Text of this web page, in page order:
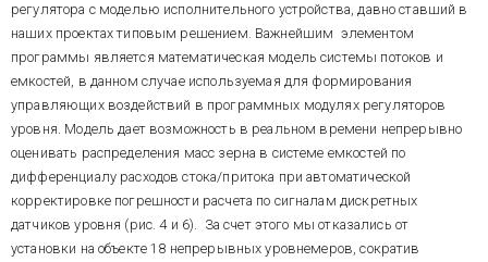
MISSING File Resource:
url=/images/images.aspx?
id_img=993
Рис.9. Главный экран
оператора- технолога АСУТП
зерноочистительного отделения
мельницы
АСУТП размольного отделения
обеспечивает:
регулятора с моделью исполнительного устройства, давно ставший в
наших проектах типовым решением. Важнейшим элементом
программы является математическая модель системы потоков и
емкостей, в данном случае используемая для формирования
управляющих воздействий в программных модулях регуляторов
уровня. Модель дает возможность в реальном времени непрерывно
оценивать распределения масс зерна в системе емкостей по
дифференциалу расходов стока/притока при автоматической
корректировке погрешности расчета по сигналам дискретных
датчиков уровня (рис. 4 и 6). За счет этого мы отказались от
установки на объекте 18 непрерывных уровнемеров, сократив